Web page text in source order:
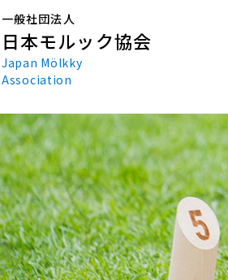
一般社団法人
日本モルック協会
Japan Mölkky
Association